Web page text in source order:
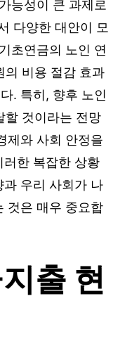
능성이 큰 과제로
다양한 대안이 모
초연금의 노인 연
의 비용 절감 효과
. 특히, 향후 노인
할 것이라는 전망
제와 사회 안정을
한 복잡한 상황
우리 사회가 나
것은 매우 중요합
출 현